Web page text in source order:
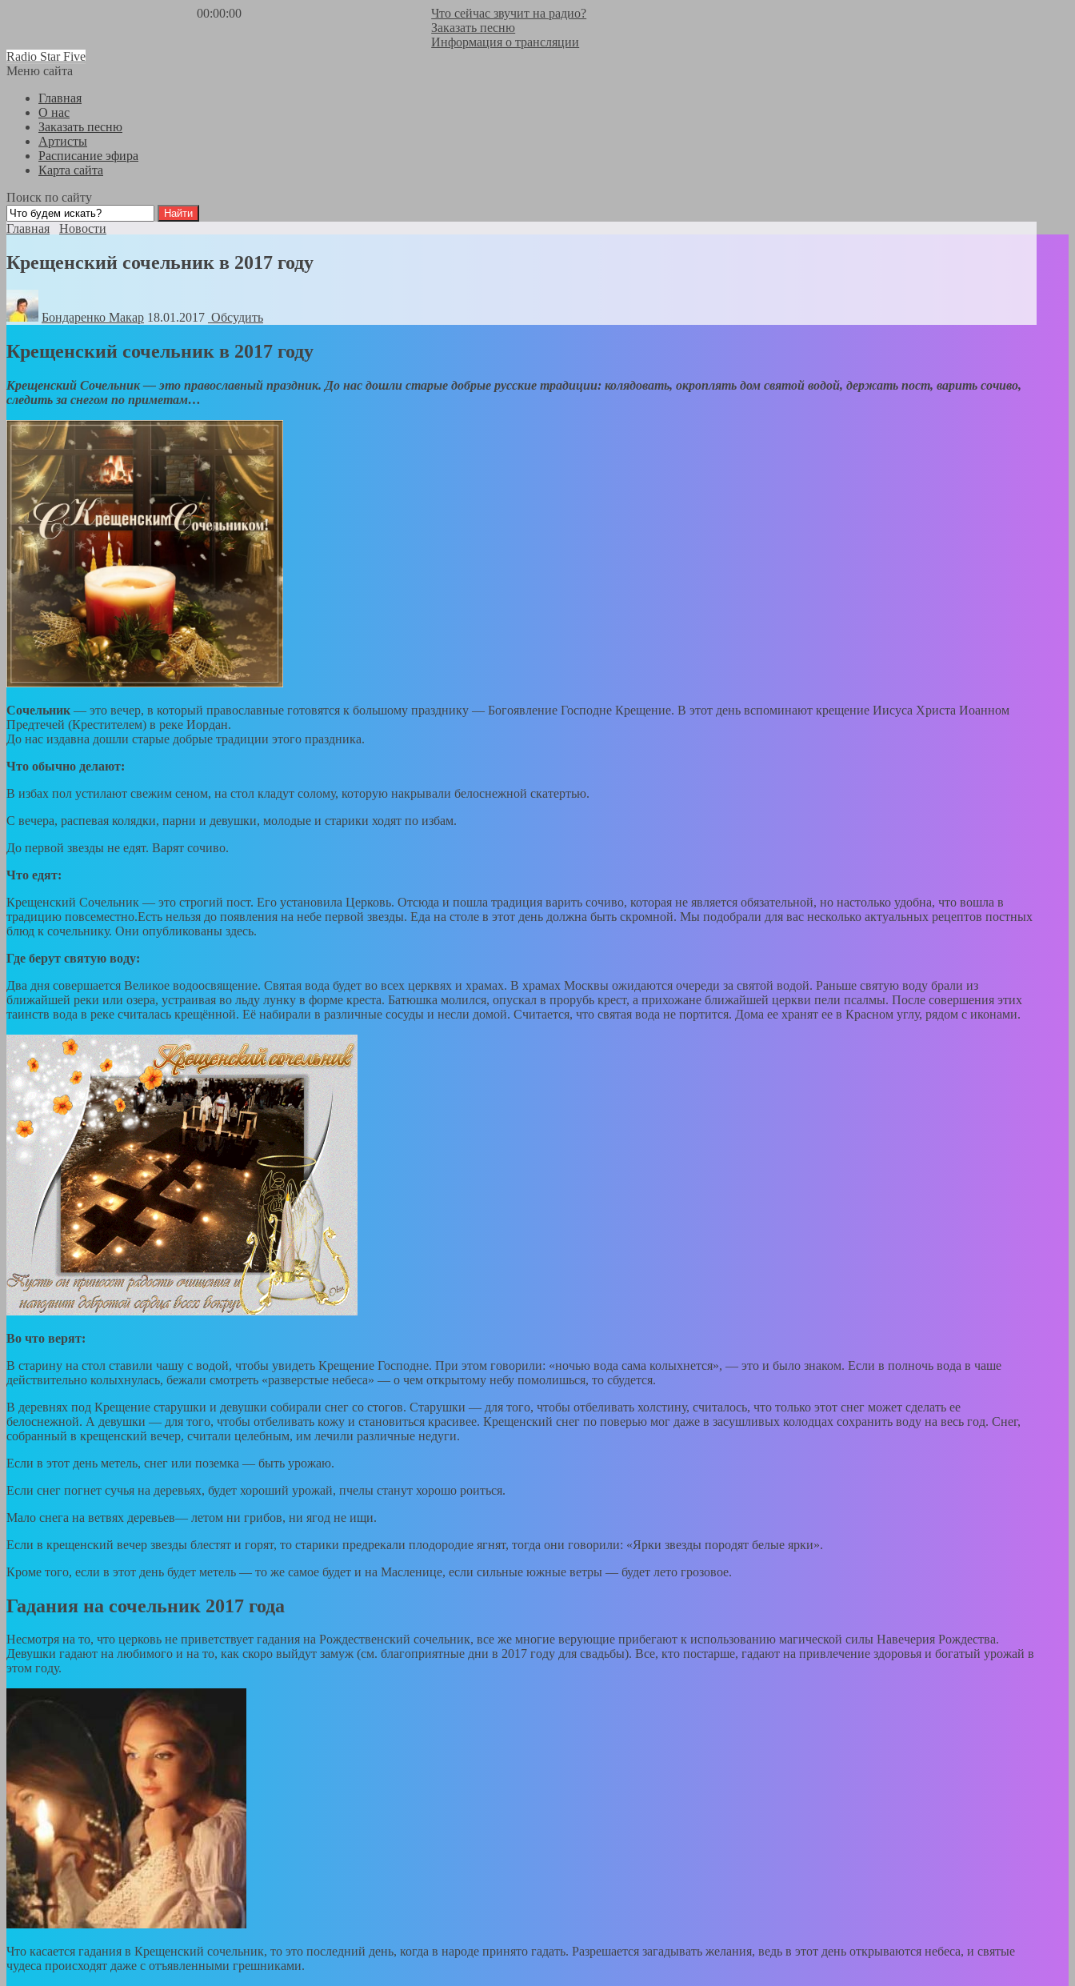
00:00:00
Что сейчас звучит на радио?
Заказать песню
Информация о трансляции
Radio Star Five
Меню сайта
Главная
О нас
Заказать песню
Артисты
Расписание эфира
Карта сайта
Поиск по сайту
Главная Новости
Крещенский сочельник в 2017 году
Бондаренко Mакар 18.01.2017 Обсудить
Крещенский сочельник в 2017 году
Крещенский Сочельник — это православный праздник. До нас дошли старые добрые русские традиции: колядовать, окроплять дом святой водой, держать пост, варить сочиво,
следить за снегом по приметам…
Сочельник — это вечер, в который православные готовятся к большому празднику — Богоявление Господне Крещение. В этот день вспоминают крещение Иисуса Христа Иоанном
Предтечей (Крестителем) в реке Иордан.
До нас издавна дошли старые добрые традиции этого праздника.
Что обычно делают:
В избах пол устилают свежим сеном, на стол кладут солому, которую накрывали белоснежной скатертью.
С вечера, распевая колядки, парни и девушки, молодые и старики ходят по избам.
До первой звезды не едят. Варят сочиво.
Что едят:
Крещенский Сочельник — это строгий пост. Его установила Церковь. Отсюда и пошла традиция варить сочиво, которая не является обязательной, но настолько удобна, что вошла в
традицию повсеместно.Есть нельзя до появления на небе первой звезды. Еда на столе в этот день должна быть скромной. Мы подобрали для вас несколько актуальных рецептов постных
блюд к сочельнику. Они опубликованы здесь.
Где берут святую воду:
Два дня совершается Великое водоосвящение. Святая вода будет во всех церквях и храмах. В храмах Москвы ожидаются очереди за святой водой. Раньше святую воду брали из
ближайшей реки или озера, устраивая во льду лунку в форме креста. Батюшка молился, опускал в прорубь крест, а прихожане ближайшей церкви пели псалмы. После совершения этих
таинств вода в реке считалась крещённой. Её набирали в различные сосуды и несли домой. Считается, что святая вода не портится. Дома ее хранят ее в Красном углу, рядом с иконами.
Во что верят:
В старину на стол ставили чашу с водой, чтобы увидеть Крещение Господне. При этом говорили: «ночью вода сама колыхнется», — это и было знаком. Если в полночь вода в чаше
действительно колыхнулась, бежали смотреть «разверстые небеса» — о чем открытому небу помолишься, то сбудется.
В деревнях под Крещение старушки и девушки собирали снег со стогов. Старушки — для того, чтобы отбеливать холстину, считалось, что только этот снег может сделать ее
белоснежной. А девушки — для того, чтобы отбеливать кожу и становиться красивее. Крещенский снег по поверью мог даже в засушливых колодцах сохранить воду на весь год. Снег,
собранный в крещенский вечер, считали целебным, им лечили различные недуги.
Если в этот день метель, снег или поземка — быть урожаю.
Если снег погнет сучья на деревьях, будет хороший урожай, пчелы станут хорошо роиться.
Мало снега на ветвях деревьев— летом ни грибов, ни ягод не ищи.
Если в крещенский вечер звезды блестят и горят, то старики предрекали плодородие ягнят, тогда они говорили: «Ярки звезды породят белые ярки».
Кроме того, если в этот день будет метель — то же самое будет и на Масленице, если сильные южные ветры — будет лето грозовое.
Гадания на сочельник 2017 года
Несмотря на то, что церковь не приветствует гадания на Рождественский сочельник, все же многие верующие прибегают к использованию магической силы Навечерия Рождества.
Девушки гадают на любимого и на то, как скоро выйдут замуж (см. благоприятные дни в 2017 году для свадьбы). Все, кто постарше, гадают на привлечение здоровья и богатый урожай в
этом году.
Что касается гадания в Крещенский сочельник, то это последний день, когда в народе принято гадать. Разрешается загадывать желания, ведь в этот день открываются небеса, и святые
чудеса происходят даже с отъявленными грешниками.